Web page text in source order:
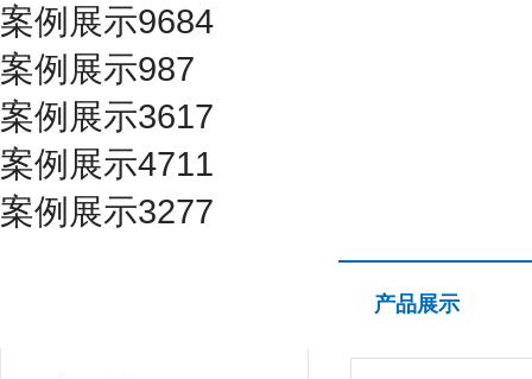
案例展示9684
案例展示987
案例展示3617
案例展示4711
案例展示3277
产品展示